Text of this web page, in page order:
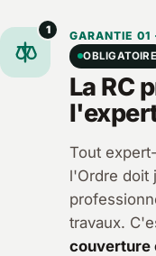
1 GARANTIE 01
OBLIGATOIRE
La RC
Tout
l'Ordre doit
travaux.
couverture